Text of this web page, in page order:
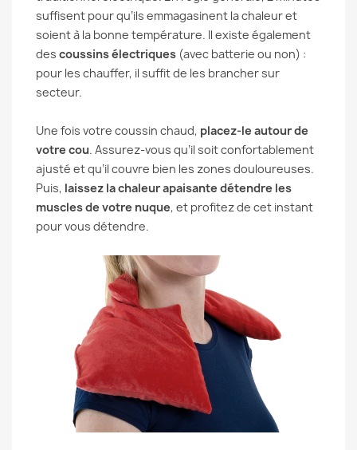
suffisent pour qu’ils emmagasinent la chaleur et
soient à la bonne température. Il existe également
des coussins électriques (avec batterie ou non) :
pour les chauffer, il suffit de les brancher sur
secteur.
Une fois votre coussin chaud, placez-le autour de
votre cou. Assurez-vous qu’il soit confortablement
ajusté et qu’il couvre bien les zones douloureuses.
Puis, laissez la chaleur apaisante détendre les
muscles de votre nuque, et profitez de cet instant
pour vous détendre.